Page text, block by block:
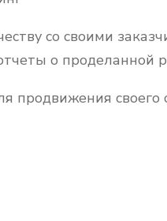
со своими
о проделанной
продвижения своего